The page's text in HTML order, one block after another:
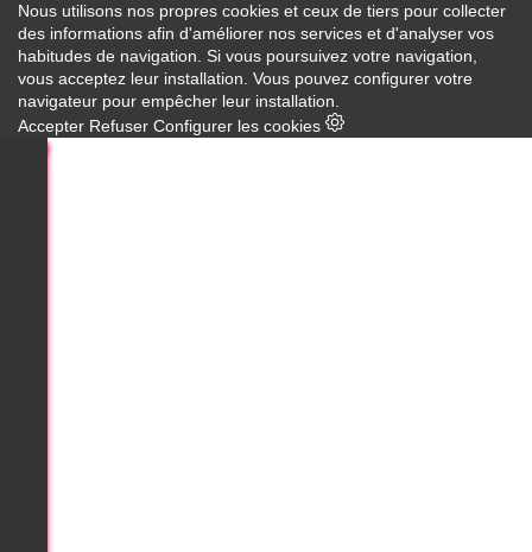
Nous utilisons nos propres cookies et ceux de tiers pour collecter
des informations afin d'améliorer nos services et d'analyser vos
habitudes de navigation. Si vous poursuivez votre navigation,
vous acceptez leur installation. Vous pouvez configurer votre
navigateur pour empêcher leur installation.
Accepter Refuser Configurer les cookies